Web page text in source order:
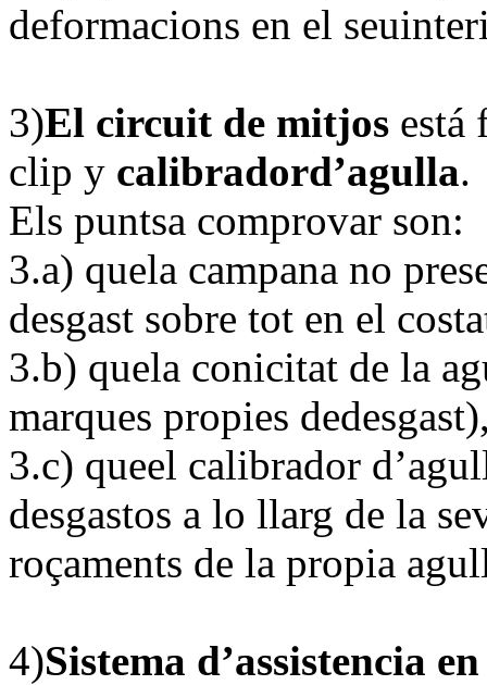
deformacions en el
3)El circuit de mitjos está
clip y calibradord’agulla.
Els puntsa comprovar son:
3.a) quela campana no
desgast sobre tot en el
3.b) quela conicitat de la
marques propies
3.c) queel calibrador
desgastos a lo llarg de la
roçaments de la propia
4)Sistema d’assistencia